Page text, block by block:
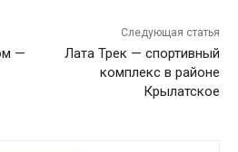
—
Следующая статья
Лата Трек — спортивный
комплекс в районе
Крылатское